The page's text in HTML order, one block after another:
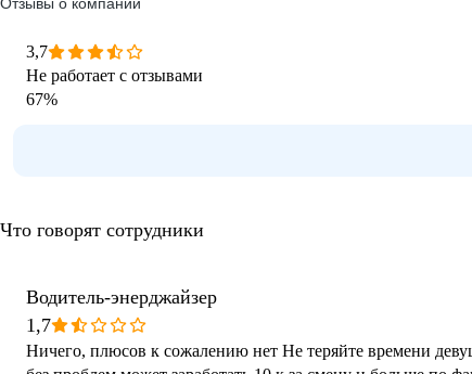
3,7
Не работает с отзывами
67%
Что говорят сотрудники
Водитель-энерджайзер
1,7
Ничего, плюсов к сожалению нет Не теряйте времени девушка вам скажет что водитель